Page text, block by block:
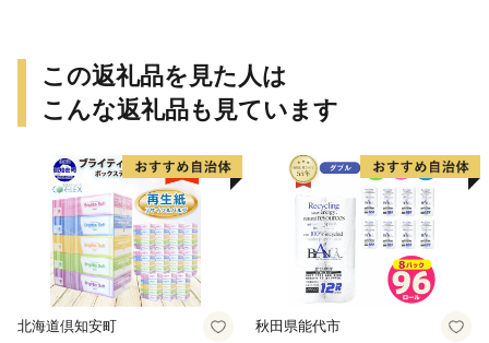
この返礼品を見た人は
こんな返礼品も見ています
北海道倶知安町 秋田県能代市